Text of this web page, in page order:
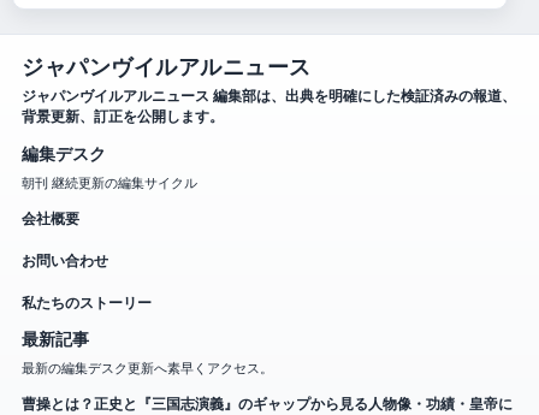
ジャパンヴイルアルニュース
ジャパンヴイルアルニュース 編集部は、出典を明確にした検証済みの報道、
背景更新、訂正を公開します。
編集デスク
朝刊 継続更新の編集サイクル
会社概要
お問い合わせ
私たちのストーリー
最新記事
最新の編集デスク更新へ素早くアクセス。
曹操とは？正史と『三国志演義』のギャップから見る人物像・功績・皇帝に